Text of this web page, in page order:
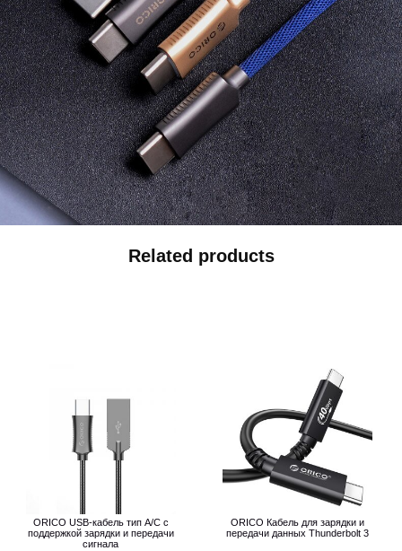
Related products
ORICO USB-кабель тип А/С с
поддержкой зарядки и передачи
сигнала
ORICO Кабель для зарядки и
передачи данных Thunderbolt 3